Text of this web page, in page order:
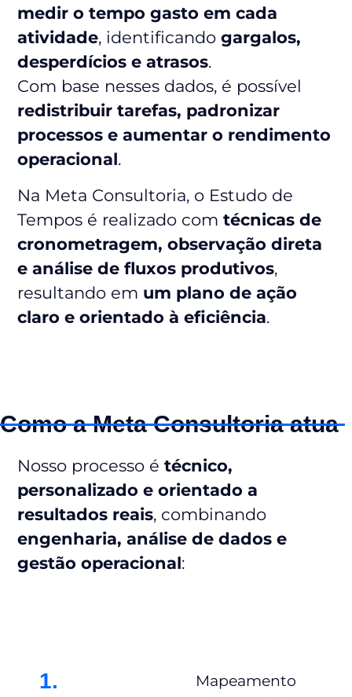
medir o tempo gasto em cada
atividade, identificando gargalos,
desperdícios e atrasos.
Com base nesses dados, é possível
redistribuir tarefas, padronizar
processos e aumentar o rendimento
operacional.
Na Meta Consultoria, o Estudo de
Tempos é realizado com técnicas de
cronometragem, observação direta
e análise de fluxos produtivos,
resultando em um plano de ação
claro e orientado à eficiência.
Como a Meta Consultoria atua
Nosso processo é técnico,
personalizado e orientado a
resultados reais, combinando
engenharia, análise de dados e
gestão operacional:
1.
Mapeamento